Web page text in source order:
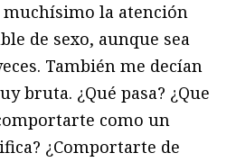
muchísimo la atención
de sexo, aunque sea
También me decían
bruta. ¿Qué pasa? ¿Que
como un
¿Comportarte de